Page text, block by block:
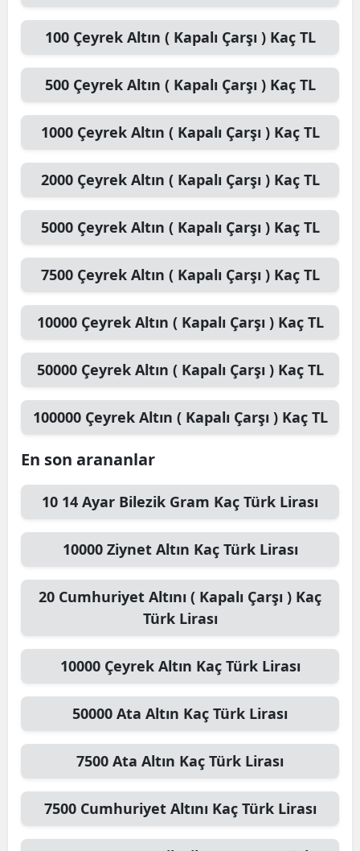
100 Çeyrek Altın ( Kapalı Çarşı )Kaç TL
500 Çeyrek Altın ( Kapalı Çarşı )Kaç TL
1000 Çeyrek Altın ( Kapalı Çarşı )Kaç TL
2000 Çeyrek Altın ( Kapalı Çarşı )Kaç TL
5000 Çeyrek Altın ( Kapalı Çarşı )Kaç TL
7500 Çeyrek Altın ( Kapalı Çarşı )Kaç TL
10000 Çeyrek Altın ( Kapalı Çarşı )Kaç TL
50000 Çeyrek Altın ( Kapalı Çarşı )Kaç TL
100000 Çeyrek Altın ( Kapalı Çarşı )Kaç TL
En son arananlar
10 14 Ayar Bilezik Gram Kaç Türk Lirası
10000 Ziynet Altın Kaç Türk Lirası
20 Cumhuriyet Altını ( Kapalı Çarşı ) Kaç
Türk Lirası
10000 Çeyrek Altın Kaç Türk Lirası
50000 Ata Altın Kaç Türk Lirası
7500 Ata Altın Kaç Türk Lirası
7500 Cumhuriyet Altını Kaç Türk Lirası